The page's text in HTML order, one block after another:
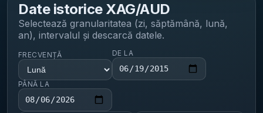
Date istorice XAG/AUD
Selectează granularitatea (zi, săptămână, lună,
an), intervalul și descarcă datele.
FRECVENȚĂ DE LA
PÂNĂ LA